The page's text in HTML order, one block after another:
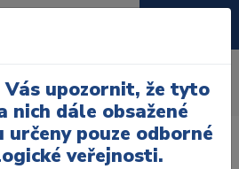
Vás upozornit, že tyto
nich dále obsažené
určeny pouze odborné
veřejnosti.